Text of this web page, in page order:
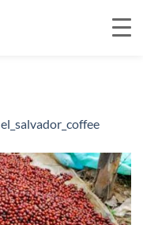
el_salvador_coffee